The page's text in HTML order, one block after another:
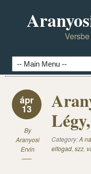
ápr
13
By
Aranyosi
Ervin
Category:A
elfogad, szz,